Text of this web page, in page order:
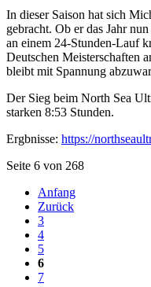
In dieser Saison hat sich
gebracht. Ob er das Jahr
an einem 24-Stunden-Lauf
Deutschen Meisterschaften
bleibt mit Spannung
Der Sieg beim North Sea
starken 8:53 Stunden.
Ergbnisse: https://
Seite 6 von 268
Anfang
Zurück
3
4
5
6
7